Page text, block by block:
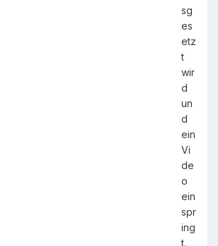
sg
es
etz
t
wir
d
un
d
ein
Vi
de
o
ein
spr
ing
t.